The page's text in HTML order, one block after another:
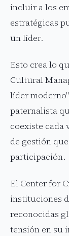
incluir a los
estratégicas
un líder.
Esto crea lo
Cultural
líder
paternalista
coexiste cada
de gestión
participación.
El Center for
instituciones
reconocidas
tensión en su